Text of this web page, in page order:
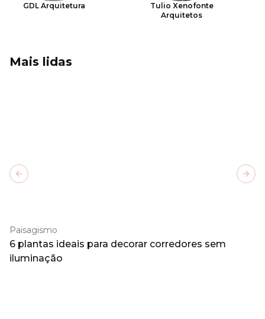
GDL Arquitetura
Tulio Xenofonte
Arquitetos
Mais lidas
Paisagismo
6 plantas ideais para decorar corredores sem
iluminação
Previous slide